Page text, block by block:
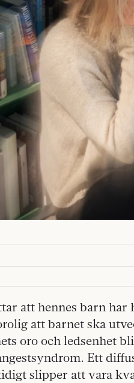
att hennes barn har
att barnet ska
oro och ledsenhet
Ett
slipper att vara